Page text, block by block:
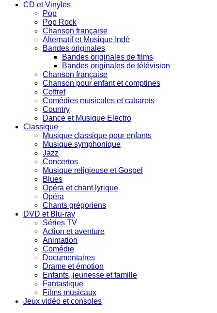
CD et Vinyles
Pop
Pop Rock
Chanson française
Alternatif et Musique Indé
Bandes originales
Bandes originales de films
Bandes originales de télévision
Chanson française
Chanson pour enfant et comptines
Coffret
Comédies musicales et cabarets
Country
Dance et Musique Electro
Classique
Musique classique pour enfants
Musique symphonique
Jazz
Concertos
Musique religieuse et Gospel
Blues
Opéra et chant lyrique
Opéra
Chants grégoriens
DVD et Blu-ray
Séries TV
Action et aventure
Animation
Comédie
Documentaires
Drame et émotion
Enfants, jeunesse et famille
Fantastique
Films musicaux
Jeux vidéo et consoles